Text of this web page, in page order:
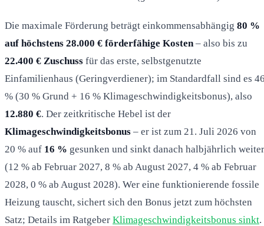
Die maximale Förderung beträgt einkommensabhängig 80 %
auf höchstens 28.000 € förderfähige Kosten – also bis zu
22.400 € Zuschuss für das erste, selbstgenutzte
Einfamilienhaus (Geringverdiener); im Standardfall sind es
% (30 % Grund + 16 % Klimageschwindigkeitsbonus), also
12.880 €. Der zeitkritische Hebel ist der
Klimageschwindigkeitsbonus – er ist zum 21. Juli 2026 von
20 % auf 16 % gesunken und sinkt danach halbjährlich weiter
(12 % ab Februar 2027, 8 % ab August 2027, 4 % ab Februar
2028, 0 % ab August 2028). Wer eine funktionierende fossile
Heizung tauscht, sichert sich den Bonus jetzt zum höchsten
Satz; Details im Ratgeber Klimageschwindigkeitsbonus sinkt.